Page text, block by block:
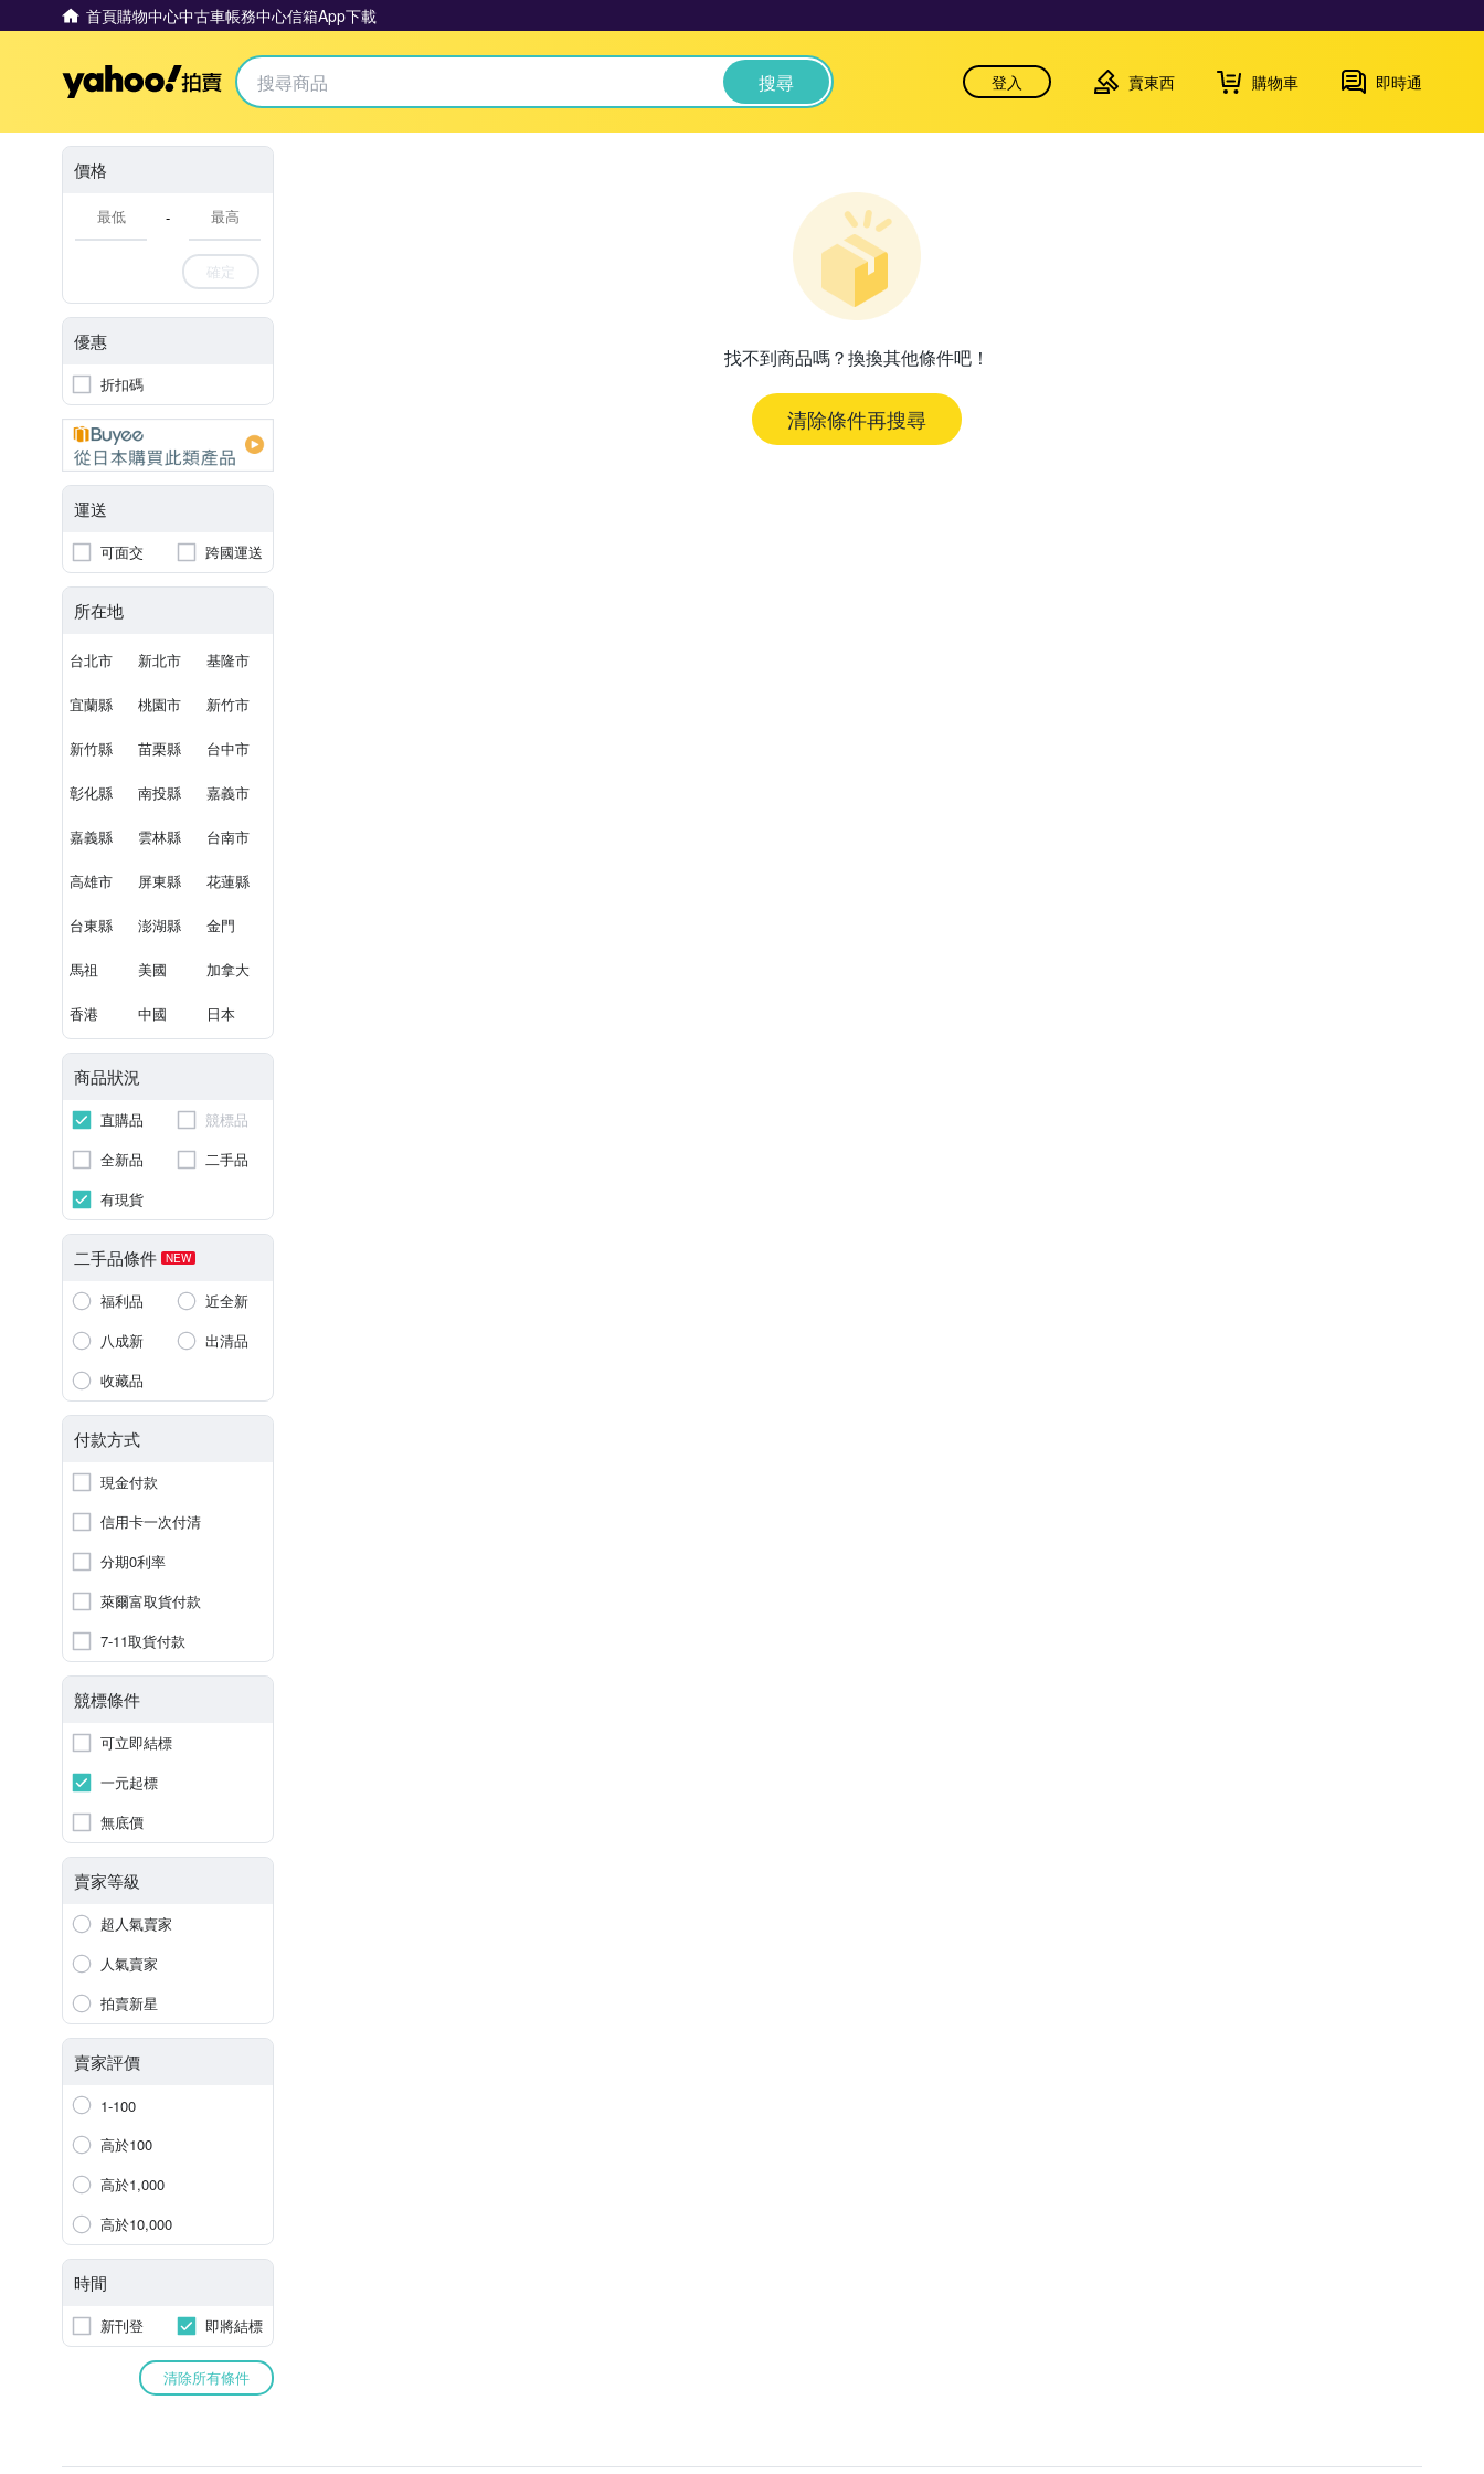
首頁購物中心中古車帳務中心信箱App下載
Yahoo拍賣 搜尋 登入 賣東西 購物車 即時通
價格
-
確定
優惠
折扣碼
運送
可面交 跨國運送
所在地
台北市 新北市 基隆市
宜蘭縣 桃園市 新竹市
新竹縣 苗栗縣 台中市
彰化縣 南投縣 嘉義市
嘉義縣 雲林縣 台南市
高雄市 屏東縣 花蓮縣
台東縣 澎湖縣 金門
馬祖 美國 加拿大
香港 中國 日本
商品狀況
直購品
競標品
全新品
二手品
有現貨
二手品條件 NEW
福利品
近全新
八成新
出清品
收藏品
付款方式
現金付款
信用卡一次付清
分期0利率
萊爾富取貨付款
7-11取貨付款
競標條件
可立即結標
一元起標
無底價
賣家等級
超人氣賣家
人氣賣家
拍賣新星
賣家評價
1-100
高於100
高於1,000
高於10,000
時間
新刊登 即將結標
清除所有條件
找不到商品嗎？換換其他條件吧！
清除條件再搜尋